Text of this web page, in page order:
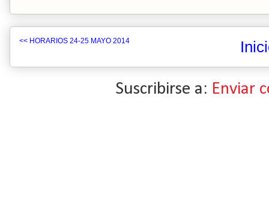
<< HORARIOS 24-25 MAYO 2014
Suscribirse a: Enviar